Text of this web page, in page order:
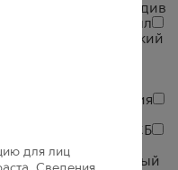
Завод Аквадив
Минск Кристалл
ММВЗ (Московский
Завод)
Водочная Компания
Заводы
(ОСВЗ)
ООО ССБ
Первый
Прошянский Коньячный
для лиц